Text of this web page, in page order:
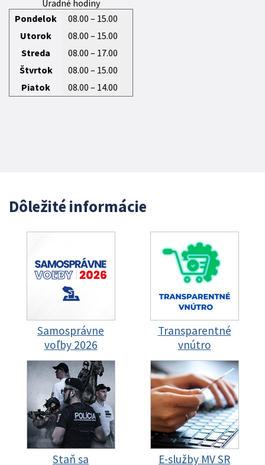
Úradné hodiny
Pondelok
08.00 – 15.00
Utorok
08.00 – 15.00
Streda
08.00 – 17.00
Štvrtok
08.00 – 15.00
Piatok
08.00 – 14.00
Dôležité informácie
Samosprávne
voľby 2026
Transparentné
vnútro
Staň sa E-služby MV SR